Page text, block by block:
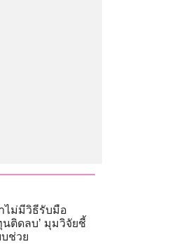
ไม่มีวิธีรับมือ
นติดลบ’ มุมวิจัยชี้
ช่วย